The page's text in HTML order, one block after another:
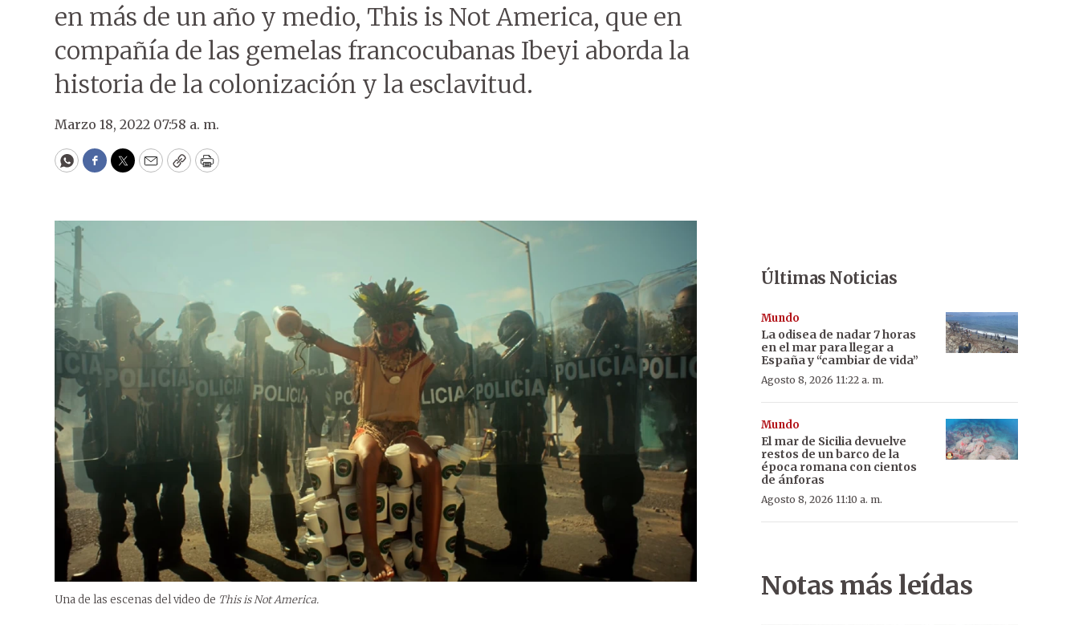
en más de un año y medio, This is Not America, que en
compañía de las gemelas francocubanas Ibeyi aborda la
historia de la colonización y la esclavitud.
Marzo 18, 2022 07:58 a. m.
WhatsApp
Facebook
Twitter
EmailCopyPrint
Una de las escenas del video de This is Not America.
Últimas Noticias
Mundo
La odisea de nadar 7 horas
en el mar para llegar a
España y “cambiar de vida”
Agosto 8, 2026 11:22 a. m.
Mundo
El mar de Sicilia devuelve
restos de un barco de la
época romana con cientos
de ánforas
Agosto 8, 2026 11:10 a. m.
Notas más leídas